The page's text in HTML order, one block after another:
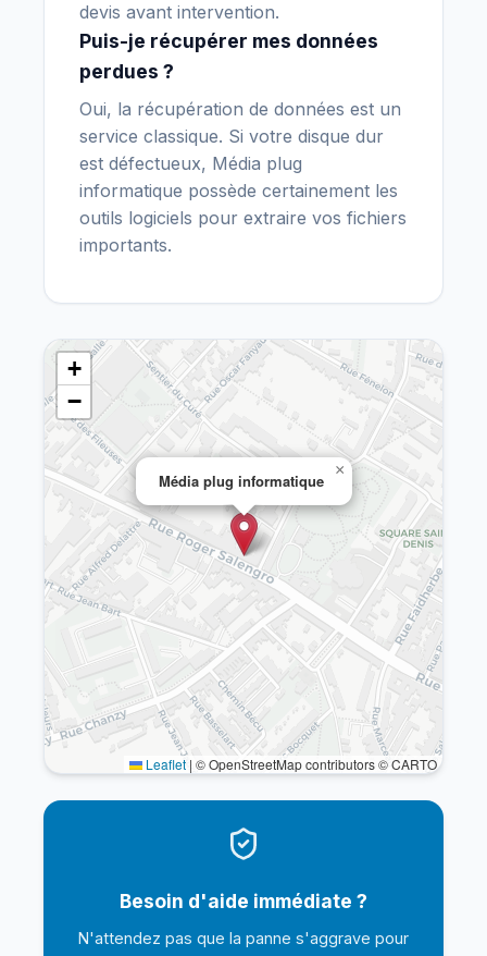
devis avant intervention.
Puis-je récupérer mes données
perdues ?
Oui, la récupération de données est un
service classique. Si votre disque dur
est défectueux, Média plug
informatique possède certainement les
outils logiciels pour extraire vos fichiers
importants.
Média plug informatique
×
+
−
Leaflet | © OpenStreetMap contributors © CARTO
Besoin d'aide immédiate ?
N'attendez pas que la panne s'aggrave pour